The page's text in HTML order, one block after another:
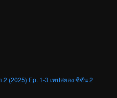
2 (2025) Ep. 1-3 เทปสยอง ซีซัน 2